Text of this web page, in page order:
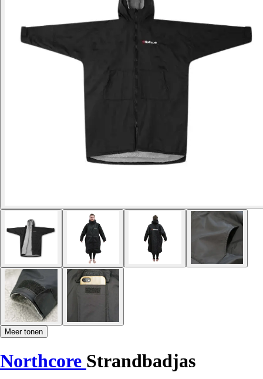
Meer tonen
Northcore Strandbadjas